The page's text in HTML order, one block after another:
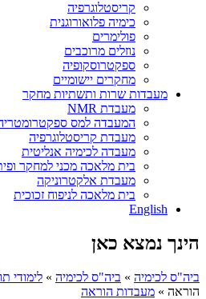
קריסטלוגרפיה
כימיה פלואורוגנית
פולימרים
נוזלים מרוכבים
ספקטרוסקופיה
מחקרים יישומיים
מעבדות שרות ותשתיות מחקר
מעבדת NMR
המעבדה למס
מעבדת קריסטלוגרפיה
מעבדה לכימיה אנליטית
בית מלאכה מכני למחקר
מעבדת אלקטרוניקה
בית מלאכה לניפוח זכוכית
English
הינך נמצא כאן
ביה"ס לכימיה » ביה"ס לכימיה » לימודי
הוראה » מעבדות הוראה